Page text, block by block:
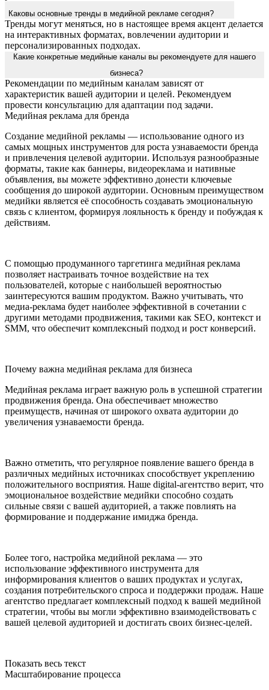
Каковы основные тренды в медийной рекламе сегодня?
Тренды могут меняться, но в настоящее время акцент делается
на интерактивных форматах, вовлечении аудитории и
персонализированных подходах.
Какие конкретные медийные каналы вы рекомендуете для нашего
бизнеса?
Рекомендации по медийным каналам зависят от
характеристик вашей аудитории и целей. Рекомендуем
провести консультацию для адаптации под задачи.
Медийная реклама для бренда
Создание медийной рекламы — использование одного из
самых мощных инструментов для роста узнаваемости бренда
и привлечения целевой аудитории. Используя разнообразные
форматы, такие как баннеры, видеореклама и нативные
объявления, вы можете эффективно донести ключевые
сообщения до широкой аудитории. Основным преимуществом
медийки является её способность создавать эмоциональную
связь с клиентом, формируя лояльность к бренду и побуждая к
действиям.
С помощью продуманного таргетинга медийная реклама
позволяет настраивать точное воздействие на тех
пользователей, которые с наибольшей вероятностью
заинтересуются вашим продуктом. Важно учитывать, что
медиа-реклама будет наиболее эффективной в сочетании с
другими методами продвижения, такими как SEO, контекст и
SMM, что обеспечит комплексный подход и рост конверсий.
Почему важна медийная реклама для бизнеса
Медийная реклама играет важную роль в успешной стратегии
продвижения бренда. Она обеспечивает множество
преимуществ, начиная от широкого охвата аудитории до
увеличения узнаваемости бренда.
Важно отметить, что регулярное появление вашего бренда в
различных медийных источниках способствует укреплению
положительного восприятия. Наше digital-агентство верит, что
эмоциональное воздействие медийки способно создать
сильные связи с вашей аудиторией, а также повлиять на
формирование и поддержание имиджа бренда.
Более того, настройка медийной реклама — это
использование эффективного инструмента для
информирования клиентов о ваших продуктах и услугах,
создания потребительского спроса и поддержки продаж. Наше
агентство предлагает комплексный подход к вашей медийной
стратегии, чтобы вы могли эффективно взаимодействовать с
вашей целевой аудиторией и достигать своих бизнес-целей.
Показать весь текст
Масштабирование процесса